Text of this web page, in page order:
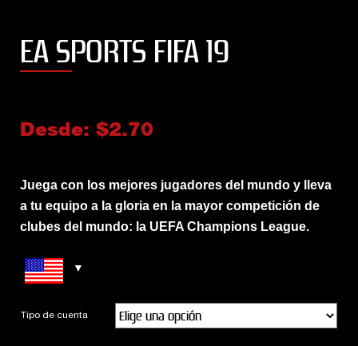
EA SPORTS FIFA 19
Desde: $2.70
Juega con los mejores jugadores del mundo y lleva
a tu equipo a la gloria en la mayor competición de
clubes del mundo: la UEFA Champions League.
Tipo de cuenta